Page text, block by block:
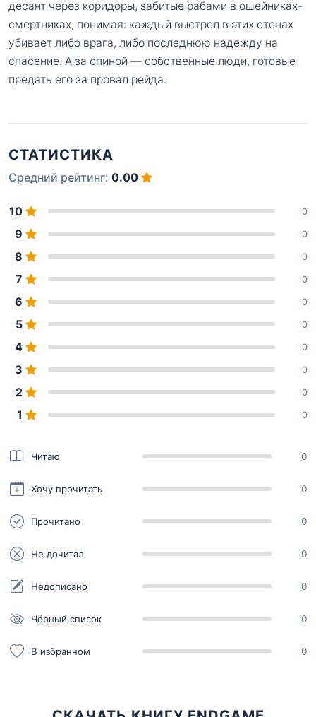
десант через коридоры, забитые рабами в ошейниках-
смертниках, понимая: каждый выстрел в этих стенах
убивает либо врага, либо последнюю надежду на
спасение. А за спиной — собственные люди, готовые
предать его за провал рейда.
СТАТИСТИКА
Средний рейтинг: 0.00
10 0
9 0
8 0
7 0
6 0
5 0
4 0
3 0
2 0
1 0
Читаю 0
Хочу прочитать 0
Прочитано 0
Не дочитал 0
Недописано 0
Чёрный список 0
В избранном 0